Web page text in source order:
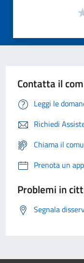
Contatta il
Leggi le
Richiedi
Chiama il
Prenota un
Problemi in
Segnala